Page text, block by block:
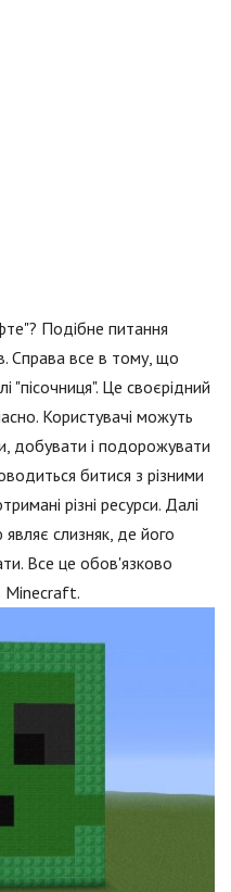
Подібне питання
Справа все в тому, що
"пісочниця". Це своєрідний
Користувачі можуть
добувати і подорожувати
битися з різними
різні ресурси. Далі
слизняк, де його
Все це обов'язково
Minecraft.